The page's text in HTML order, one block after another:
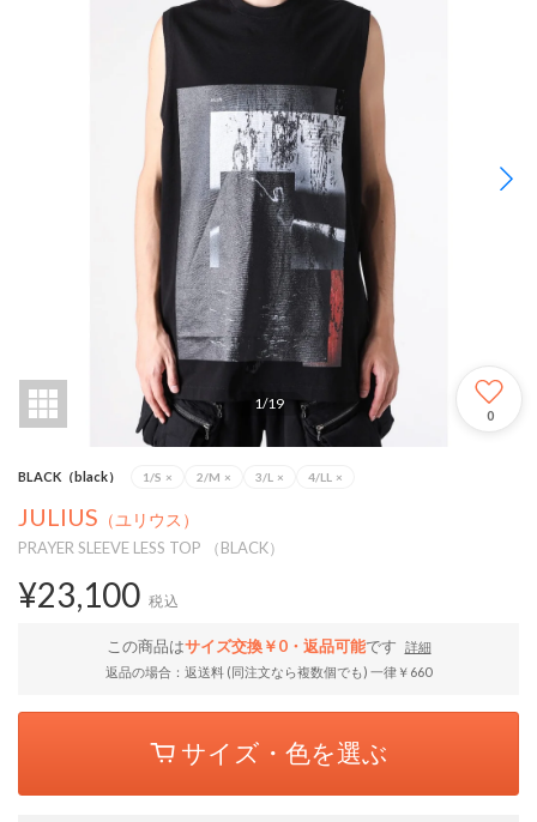
1/19
0
BLACK（black） 1/S × 2/M × 3/L × 4/LL ×
JULIUS （ユリウス）
PRAYER SLEEVE LESS TOP （BLACK）
¥23,100 税込
この商品はサイズ交換￥0・返品可能です
詳細
返品の場合：返送料 (同注文なら複数個でも) 一律￥660
サイズ・色を選ぶ